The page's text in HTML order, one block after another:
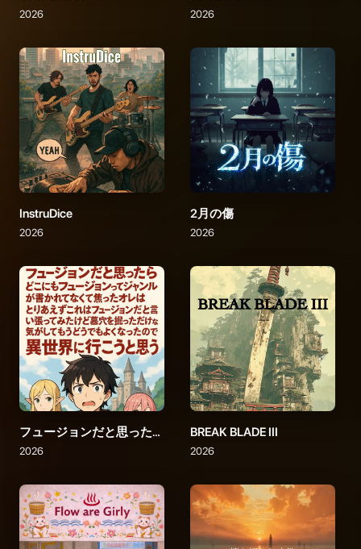
2026 2026
InstruDice
2026
2月の傷
2026
フュージョンだと思ったらどこにもフュージョンとジャンルが書かれてなくて焦ったオレはとりあえずこれはフュージョンだと言い張ってみたけど墓穴を掘っただけな気がしてもうどうでもよくなったので異世界に行こうと思う
2026
BREAK BLADE III
2026